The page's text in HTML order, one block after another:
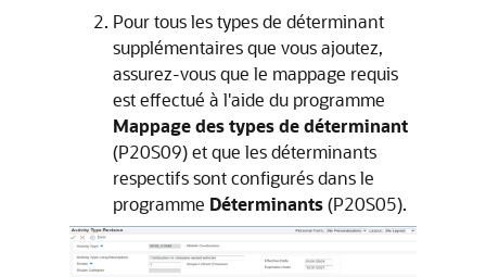
Pour tous les types de déterminant
supplémentaires que vous ajoutez,
assurez-vous que le mappage requis
est effectué à l'aide du programme
Mappage des types de déterminant
(P20S09) et que les déterminants
respectifs sont configurés dans le
programme Déterminants(P20S05).